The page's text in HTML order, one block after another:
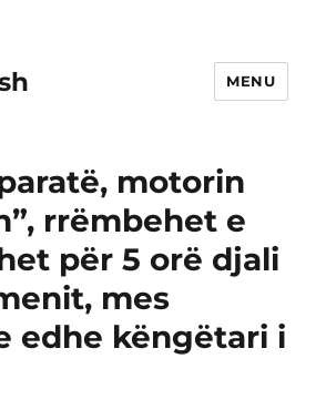
MENU
motorin
rrëmbehet e
për 5 orë djali
mes
edhe këngëtari i